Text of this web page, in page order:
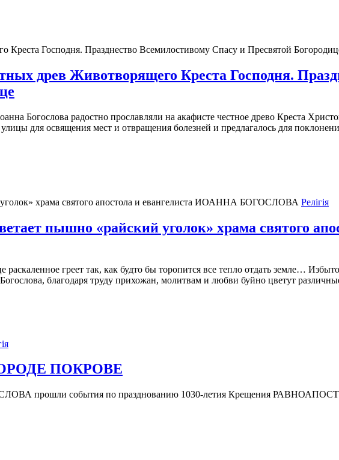
древ Животворящего Креста Господня.
Богослова радостно прославляли на акафисте честное древо Креста
для освящения мест и отвращения болезней и предлагалось для
Релігія
пышно «райский уголок» храма святого
греет так, как будто бы торопится все тепло отдать земле…
благодаря труду прихожан, молитвам и любви буйно цветут
ПОКРОВЕ
события по празднованию 1030-летия Крещения